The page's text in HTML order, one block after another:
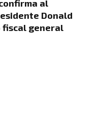
al
Donald
fiscal general